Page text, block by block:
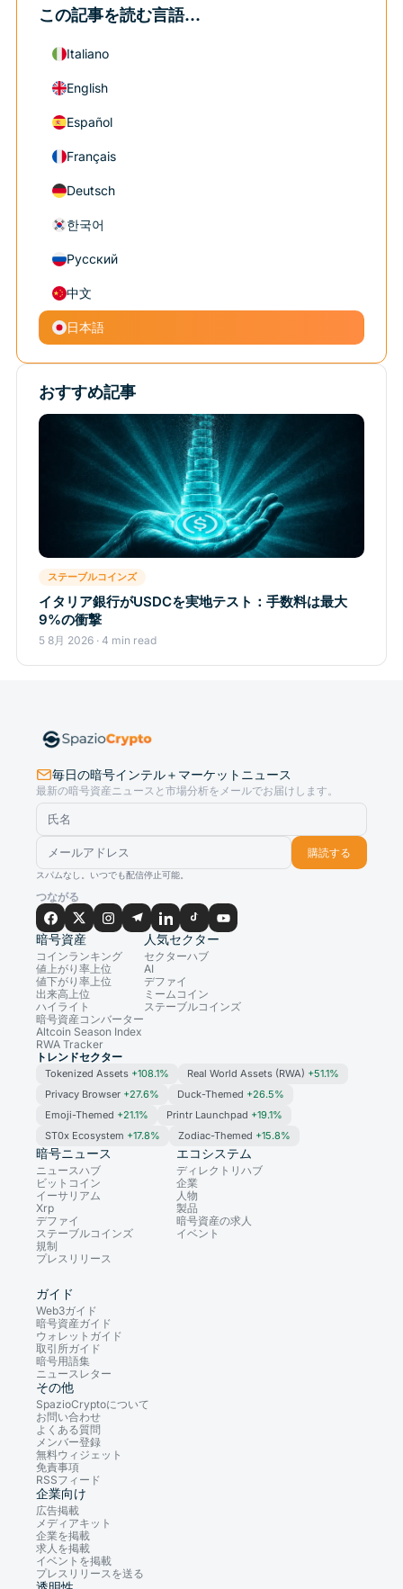
この記事を読む言語...
Italiano
English
Español
Français
Deutsch
한국어
Русский
中文
日本語
おすすめ記事
ステーブルコインズ
イタリア銀行がUSDCを実地テスト：手数料は最大
9%の衝撃
5 8月 2026 · 4 min read
毎日の暗号インテル＋マーケットニュース
最新の暗号資産ニュースと市場分析をメールでお届けします。
購読する
スパムなし。いつでも配信停止可能。
つながる
暗号資産
コインランキング
値上がり率上位
値下がり率上位
出来高上位
ハイライト
暗号資産コンバーター
Altcoin Season Index
RWA Tracker
人気セクター
セクターハブ
AI
デファイ
ミームコイン
ステーブルコインズ
トレンドセクター
Tokenized Assets +108.1% Real World Assets (RWA) +51.1%
Privacy Browser +27.6% Duck-Themed +26.5%
Emoji-Themed +21.1% Printr Launchpad +19.1%
ST0x Ecosystem +17.8% Zodiac-Themed +15.8%
暗号ニュース
ニュースハブ
ビットコイン
イーサリアム
Xrp
デファイ
ステーブルコインズ
規制
プレスリリース
エコシステム
ディレクトリハブ
企業
人物
製品
暗号資産の求人
イベント
ガイド
Web3ガイド
暗号資産ガイド
ウォレットガイド
取引所ガイド
暗号用語集
ニュースレター
その他
SpazioCryptoについて
お問い合わせ
よくある質問
メンバー登録
無料ウィジェット
免責事項
RSSフィード
企業向け
広告掲載
メディアキット
企業を掲載
求人を掲載
イベントを掲載
プレスリリースを送る